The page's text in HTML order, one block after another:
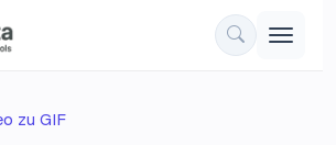
zu GIF